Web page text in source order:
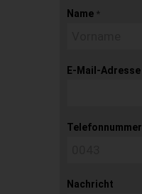
Name *
E-Mail-Adresse
Telefonnummer
Nachricht